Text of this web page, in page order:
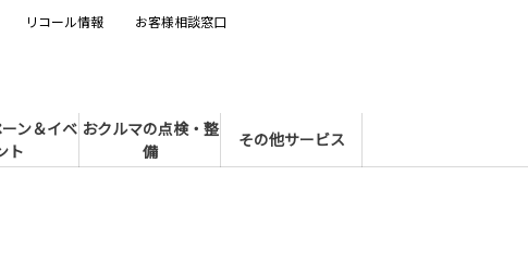
ン＆イベ
ト
おクルマの点検・整
備
その他サービス
リコール情報 お客様相談窓口